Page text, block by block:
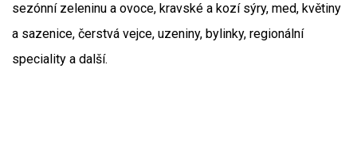
sezónní zeleninu a ovoce, kravské a kozí sýry, med, květiny
a sazenice, čerstvá vejce, uzeniny, bylinky, regionální
speciality a další.